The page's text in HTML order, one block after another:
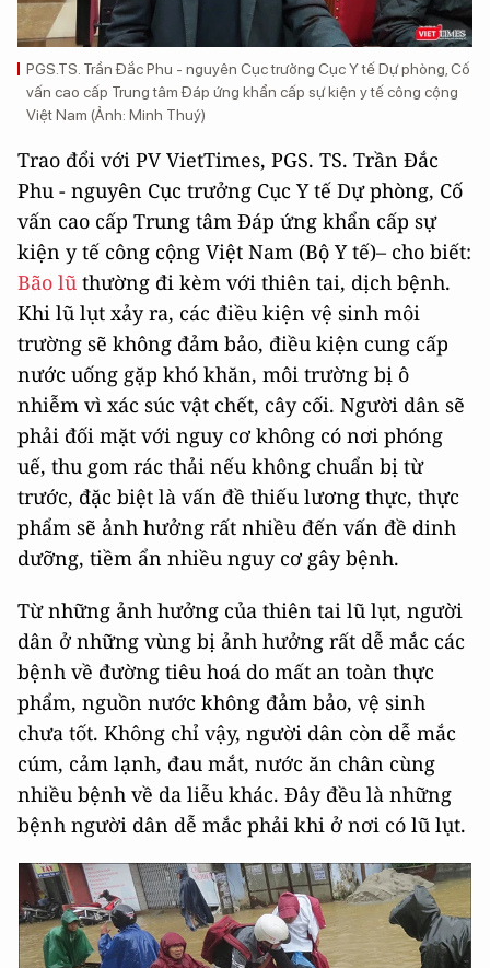
PGS.TS. Trần Đắc Phu - nguyên Cục trưởng Cục Y tế Dự phòng, Cố
vấn cao cấp Trung tâm Đáp ứng khẩn cấp sự kiện y tế công cộng
Việt Nam (Ảnh: Minh Thuý)
Trao đổi với PV VietTimes, PGS. TS. Trần Đắc
Phu - nguyên Cục trưởng Cục Y tế Dự phòng, Cố
vấn cao cấp Trung tâm Đáp ứng khẩn cấp sự
kiện y tế công cộng Việt Nam (Bộ Y tế)– cho biết:
Bão lũ thường đi kèm với thiên tai, dịch bệnh.
Khi lũ lụt xảy ra, các điều kiện vệ sinh môi
trường sẽ không đảm bảo, điều kiện cung cấp
nước uống gặp khó khăn, môi trường bị ô
nhiễm vì xác súc vật chết, cây cối. Người dân sẽ
phải đối mặt với nguy cơ không có nơi phóng
uế, thu gom rác thải nếu không chuẩn bị từ
trước, đặc biệt là vấn đề thiếu lương thực, thực
phẩm sẽ ảnh hưởng rất nhiều đến vấn đề dinh
dưỡng, tiềm ẩn nhiều nguy cơ gây bệnh.
Từ những ảnh hưởng của thiên tai lũ lụt, người
dân ở những vùng bị ảnh hưởng rất dễ mắc các
bệnh về đường tiêu hoá do mất an toàn thực
phẩm, nguồn nước không đảm bảo, vệ sinh
chưa tốt. Không chỉ vậy, người dân còn dễ mắc
cúm, cảm lạnh, đau mắt, nước ăn chân cùng
nhiều bệnh về da liễu khác. Đây đều là những
bệnh người dân dễ mắc phải khi ở nơi có lũ lụt.